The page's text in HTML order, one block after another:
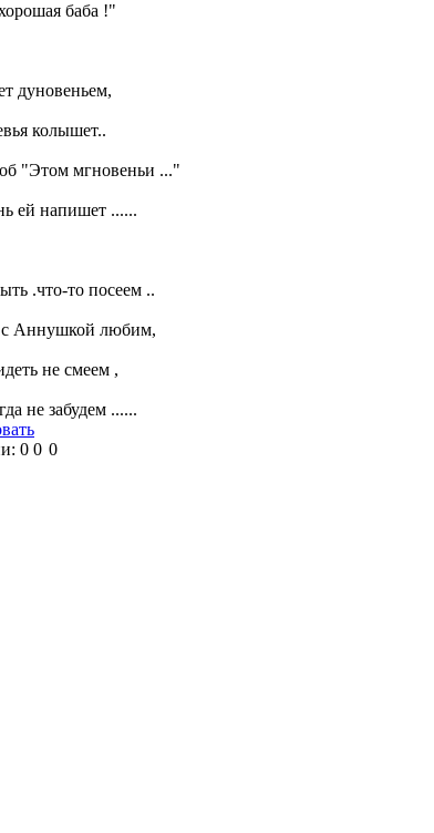
баба !"
дуновеньем,
колышет..
"Этом мгновеньи ..."
ей напишет ......
.что-то посеем ..
Аннушкой любим,
не смеем ,
не забудем ......
0 0 0